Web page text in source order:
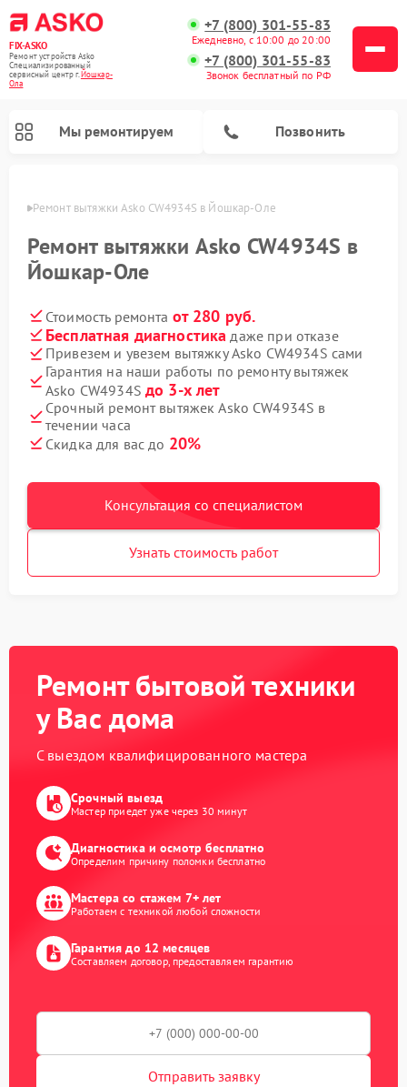
FIX-ASKO
Ремонт устройств Asko
Специализированный
cервисный центр г.Йошкар-
Ола
+7 (800) 301-55-83
Ежедневно, с 10:00 до 20:00
+7 (800) 301-55-83
Звонок бесплатный по РФ
Мы ремонтируем Позвонить
Ремонт вытяжки Asko CW4934S в Йошкар-Оле
Ремонт вытяжки Asko CW4934S в
Йошкар-Оле
Стоимость ремонта от 280 руб.
Бесплатная диагностика даже при отказе
Привезем и увезем вытяжку Asko CW4934S сами
Гарантия на наши работы по ремонту вытяжек
Asko CW4934S до 3-х лет
Срочный ремонт вытяжек Asko CW4934S в
течении часа
Скидка для вас до 20%
Консультация со специалистом
Узнать стоимость работ
Ремонт бытовой техники
у Вас дома
С выездом квалифицированного мастера
Срочный выезд
Мастер приедет уже через 30 минут
Диагностика и осмотр бесплатно
Определим причину поломки бесплатно
Мастера со стажем 7+ лет
Работаем с техникой любой сложности
Гарантия до 12 месяцев
Составляем договор, предоставляем гарантию
Отправить заявку